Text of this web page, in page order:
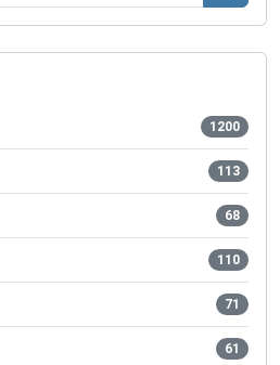
Caută
1200
113
68
110
71
61